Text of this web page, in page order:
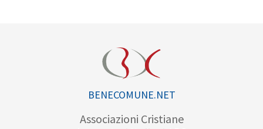
BENECOMUNE.NET
Associazioni Cristiane